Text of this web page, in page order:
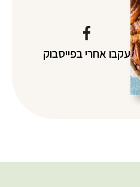
עקבו אחריבפייסבוק